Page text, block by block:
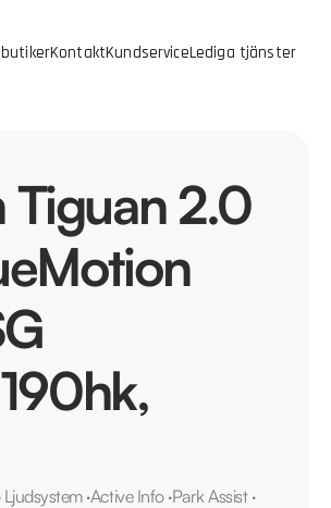
KontaktKundserviceLediga tjänster
Tiguan 2.0
·Active Info·Park Assist·